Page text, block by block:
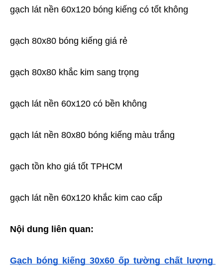
gạch lát nền 60x120 bóng kiếng có tốt không
gạch 80x80 bóng kiếng giá rẻ
gạch 80x80 khắc kim sang trọng
gạch lát nền 60x120 có bền không
gạch lát nền 80x80 bóng kiếng màu trắng
gạch tồn kho giá tốt TPHCM
gạch lát nền 60x120 khắc kim cao cấp
Nội dung liên quan:
Gạch bóng kiếng 30x60 ốp tường chất lượng